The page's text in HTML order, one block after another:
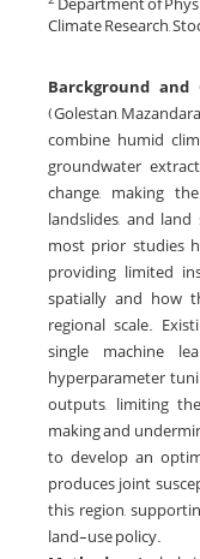
Climate Research,
Barckground and
(Golestan,
combine humid
groundwater
change, making
landslides, and
most prior studies
providing limited
spatially and how
regional scale.
single machine
hyperparameter
outputs, limiting
making and
to develop an
produces joint
this region,
land-use policy.